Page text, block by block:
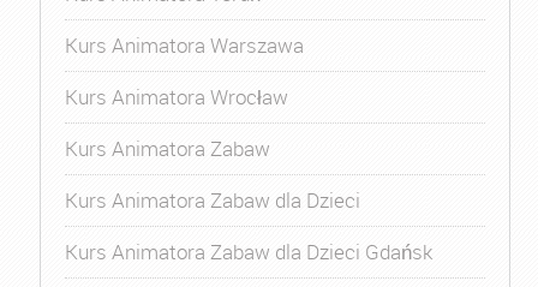
Kurs Animatora Warszawa
Kurs Animatora Wrocław
Kurs Animatora Zabaw
Kurs Animatora Zabaw dla Dzieci
Kurs Animatora Zabaw dla Dzieci Gdańsk